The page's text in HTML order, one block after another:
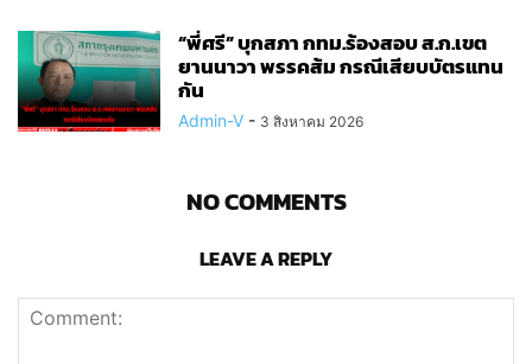
“พี่ศรี” บุกสภา กทม.ร้องสอบ ส.ก.เขต
ยานนาวา พรรคส้ม กรณีเสียบบัตรแทน
กัน
Admin-V - 3 สิงหาคม 2026
NO COMMENTS
LEAVE A REPLY